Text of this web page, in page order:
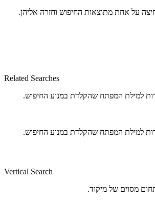
על אחת מתוצאות החיפוש וחזרה אליהן.
Related Searches
למילת המפתח שהקלדת במנוע החיפוש.
למילת המפתח שהקלדת במנוע החיפוש.
Vertical Search
מסוים של מיקוד.